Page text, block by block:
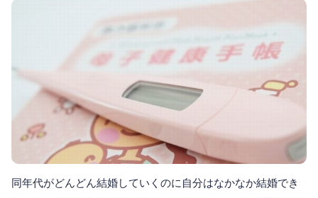
同年代がどんどん結婚していくのに自分はなかなか結婚でき